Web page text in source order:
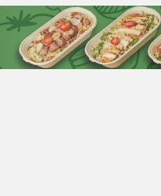
e você
um se